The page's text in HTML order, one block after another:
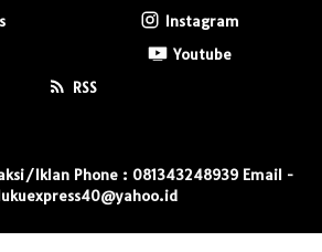
Instagram
Youtube
RSS
Iklan Phone : 081343248939 Email -